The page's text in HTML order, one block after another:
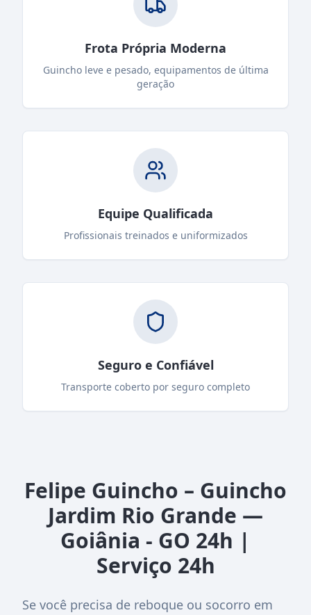
Frota Própria Moderna
Guincho leve e pesado, equipamentos de última
geração
Equipe Qualificada
Profissionais treinados e uniformizados
Seguro e Confiável
Transporte coberto por seguro completo
Felipe Guincho – Guincho
Jardim Rio Grande —
Goiânia - GO 24h |
Serviço 24h
Se você precisa de reboque ou socorro em